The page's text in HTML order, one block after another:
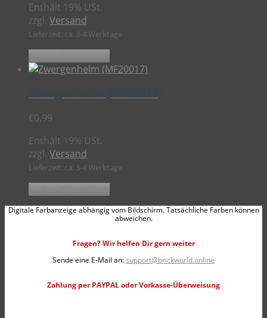
Enthält 19% USt.
zzgl. Versand
Lieferzeit: ca. 3-4 Werktage
€0,99
Enthält 19% USt.
zzgl. Versand
Lieferzeit: ca. 3-4 Werktage
Digitale Farbanzeige abhängig vom Bildschirm. Tatsächliche Farben können
abweichen.
Fragen? Wir helfen Dir gern weiter
Sende eine E-Mail an:support@brickworld.online
Zahlung per PAYPAL oder Vorkasse-Überweisung